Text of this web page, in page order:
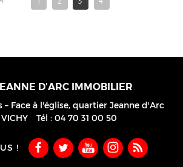
D'ARC IMMOBILIER
– Face à l'église, quartier Jeanne d'Arc
VICHY Tél :04 70 31 00 50
!